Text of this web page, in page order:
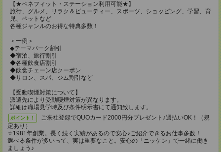
【★ベネフィット・ステーション利用可能★】
旅行、グルメ、リラク＆ビューティー、スポーツ、ショッピング、学習、育
児、ペットなど
各種ジャンルのお得な特典多数！
＜一例＞
◆テーマパーク割引
◆宿泊、旅行割引
◆各種飲食店割引
◆飲食チェーン店クーポン
◆サロン、スパ、ジム割引など
【受動喫煙対策について】
派遣先により受動喫煙対策が異なります。
詳細は職場見学時及び条件明示書にて通知致します。
ポイント！
ご来社登録でQUOカード2000円分プレゼント♪週払いOK！（規
定あり）
☆1981年創業。長く続く実績があるので安心♪ご紹介できるお仕事多数！
選べる条件が多いって、実は重要なこと。安心の「ニッケン」で一緒に働き
ましょう♪